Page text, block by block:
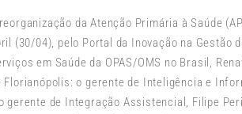
da Atenção Primária à Saúde
(30/04), pelo Portal da Inovação na Gestão
em Saúde da OPAS/OMS no Brasil,
Florianópolis: o gerente de Inteligência e
gerente de Integração Assistencial, Filipe